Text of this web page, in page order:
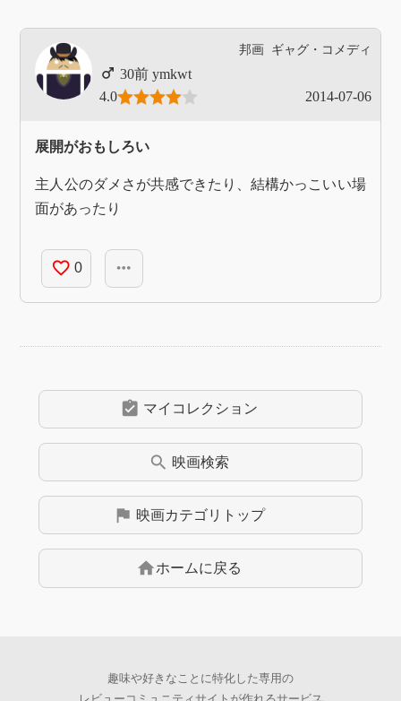
邦画 ギャグ・コメディ
ymkwt
4.0
2014-07-06
展開がおもしろい
主人公のダメさが共感できたり、結構かっこいい場
面があったり
favorite_border 0 more_horiz
assignment_turned_in マイコレクション
search 映画検索
flag 映画カテゴリトップ
homeホームに戻る
趣味や好きなことに特化した専用の